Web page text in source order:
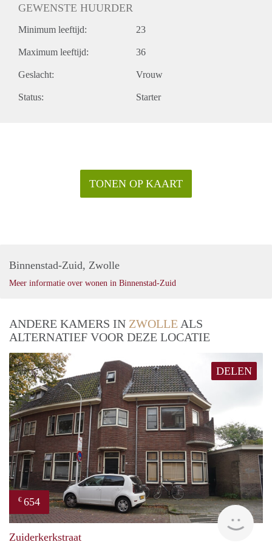
GEWENSTE HUURDER
Minimum leeftijd: 23
Maximum leeftijd: 36
Geslacht: Vrouw
Status: Starter
TONEN OP KAART
Binnenstad-Zuid, Zwolle
Meer informatie over wonen in Binnenstad-Zuid
ANDERE KAMERS IN ZWOLLE ALS
ALTERNATIEF VOOR DEZE LOCATIE
DELEN
€ 654
Zuiderkerkstraat